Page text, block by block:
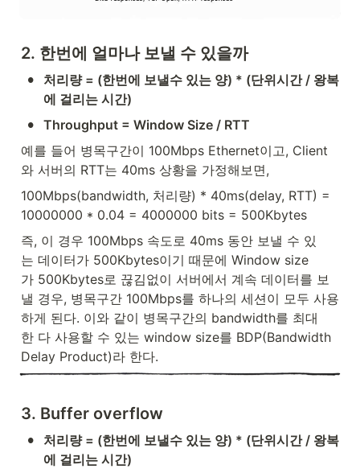
2. 한번에 얼마나 보낼 수 있을까
•
처리량 = (한번에 보낼수 있는 양) * (단위시간 / 왕복
에 걸리는 시간)
• Throughput = Window Size / RTT
예를 들어 병목구간이 100Mbps Ethernet이고, Client
와 서버의 RTT는 40ms 상황을 가정해보면,
100Mbps(bandwidth, 처리량) * 40ms(delay, RTT) =
10000000 * 0.04 = 4000000 bits = 500Kbytes
즉, 이 경우 100Mbps 속도로 40ms 동안 보낼 수 있
는 데이터가 500Kbytes이기 때문에 Window size
가 500Kbytes로 끊김없이 서버에서 계속 데이터를 보
낼 경우, 병목구간 100Mbps를 하나의 세션이 모두 사용
하게 된다. 이와 같이 병목구간의 bandwidth를 최대
한 다 사용할 수 있는 window size를 BDP(Bandwidth
Delay Product)라 한다.
3. Buffer overflow
•
처리량 = (한번에 보낼수 있는 양) * (단위시간 / 왕복
에 걸리는 시간)